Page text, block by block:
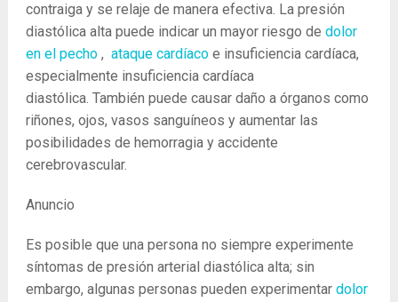
contraiga y se relaje de manera efectiva. La presión
diastólica alta puede indicar un mayor riesgo de dolor
en el pecho, ataque cardíacoe insuficiencia cardíaca,
especialmente insuficiencia cardíaca
diastólica. También puede causar daño a órganos como
riñones, ojos, vasos sanguíneos y aumentar las
posibilidades de hemorragia y accidente
cerebrovascular.
Anuncio
Es posible que una persona no siempre experimente
síntomas de presión arterial diastólica alta; sin
embargo, algunas personas pueden experimentar dolor